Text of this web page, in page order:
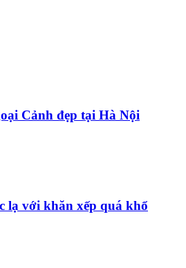
Cảnh đẹp tại Hà Nội
lạ với khăn xếp quá khổ